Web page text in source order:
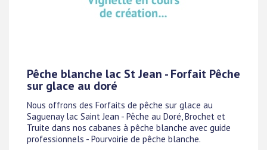
Pêche blanche lac St Jean - Forfait Pêche
sur glace au doré
Nous offrons des Forfaits de pêche sur glace au
Saguenay lac Saint Jean - Pêche au Doré, Brochet et
Truite dans nos cabanes à pêche blanche avec guide
professionnels - Pourvoirie de pêche blanche.